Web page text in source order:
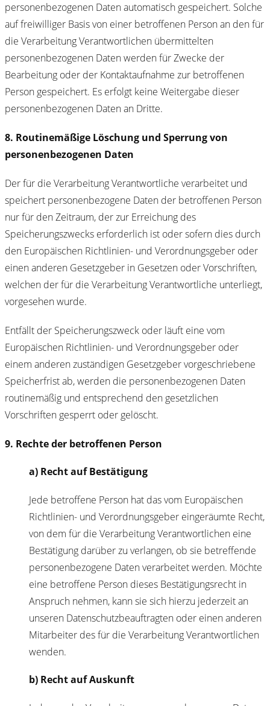
personenbezogenen Daten automatisch gespeichert. Solche
auf freiwilliger Basis von einer betroffenen Person an den für
die Verarbeitung Verantwortlichen übermittelten
personenbezogenen Daten werden für Zwecke der
Bearbeitung oder der Kontaktaufnahme zur betroffenen
Person gespeichert. Es erfolgt keine Weitergabe dieser
personenbezogenen Daten an Dritte.
8. Routinemäßige Löschung und Sperrung von
personenbezogenen Daten
Der für die Verarbeitung Verantwortliche verarbeitet und
speichert personenbezogene Daten der betroffenen Person
nur für den Zeitraum, der zur Erreichung des
Speicherungszwecks erforderlich ist oder sofern dies durch
den Europäischen Richtlinien- und Verordnungsgeber oder
einen anderen Gesetzgeber in Gesetzen oder Vorschriften,
welchen der für die Verarbeitung Verantwortliche unterliegt,
vorgesehen wurde.
Entfällt der Speicherungszweck oder läuft eine vom
Europäischen Richtlinien- und Verordnungsgeber oder
einem anderen zuständigen Gesetzgeber vorgeschriebene
Speicherfrist ab, werden die personenbezogenen Daten
routinemäßig und entsprechend den gesetzlichen
Vorschriften gesperrt oder gelöscht.
9. Rechte der betroffenen Person
a) Recht auf Bestätigung
Jede betroffene Person hat das vom Europäischen
Richtlinien- und Verordnungsgeber eingeräumte Recht,
von dem für die Verarbeitung Verantwortlichen eine
Bestätigung darüber zu verlangen, ob sie betreffende
personenbezogene Daten verarbeitet werden. Möchte
eine betroffene Person dieses Bestätigungsrecht in
Anspruch nehmen, kann sie sich hierzu jederzeit an
unseren Datenschutzbeauftragten oder einen anderen
Mitarbeiter des für die Verarbeitung Verantwortlichen
wenden.
b) Recht auf Auskunft